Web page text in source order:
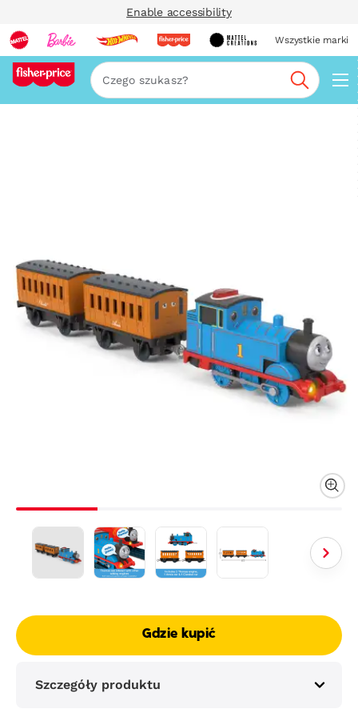
Enable accessibility
Wszystkie marki
Szukaj
Gdzie kupić
Szczegóły produktu